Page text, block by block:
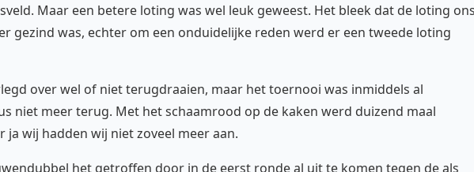
Maar een betere loting was wel leuk geweest. Het bleek dat de loting
gezind was, echter om een onduidelijke reden werd er een tweede loting
over wel of niet terugdraaien, maar het toernooi was inmiddels al
niet meer terug. Met het schaamrood op de kaken werd duizend maal
ja wij hadden wij niet zoveel meer aan.
het getroffen door in de eerst ronde al uit te komen tegen de als